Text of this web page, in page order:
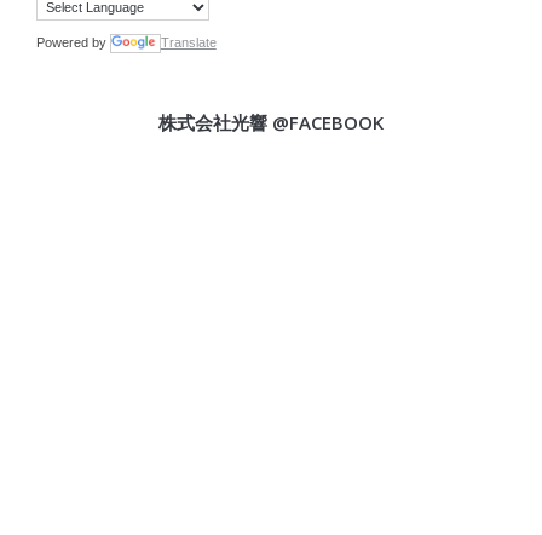
Powered by Translate
株式会社光響 @FACEBOOK